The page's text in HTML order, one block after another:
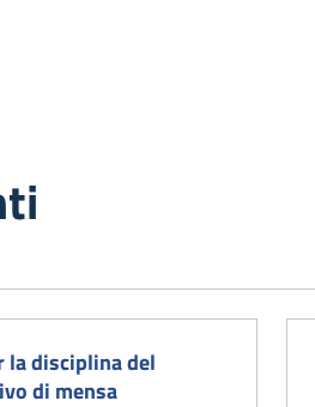
la disciplina del
di mensa